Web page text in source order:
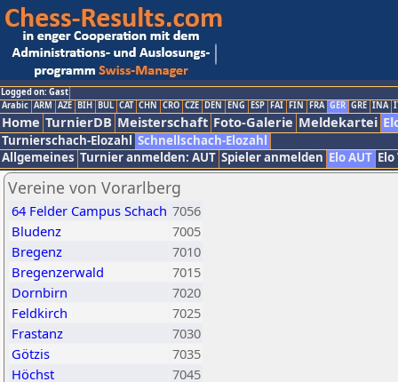
Logged on: Gast
Arabic ARM AZE BIH BUL CAT CHN CRO CZE DEN ENG ESP FAI FIN FRA GER GRE INA
Home TurnierDB Meisterschaft Foto-Galerie Meldekartei
Turnierschach-Elozahl Schnellschach-Elozahl
Allgemeines Turnier anmelden: AUT Spieler anmelden Elo AUT
Vereine von Vorarlberg
64 Felder Campus Schach 7056
Bludenz
7005
Bregenz
7010
Bregenzerwald
7015
Dornbirn
7020
Feldkirch
7025
Frastanz
7030
Götzis
7035
Höchst
7045